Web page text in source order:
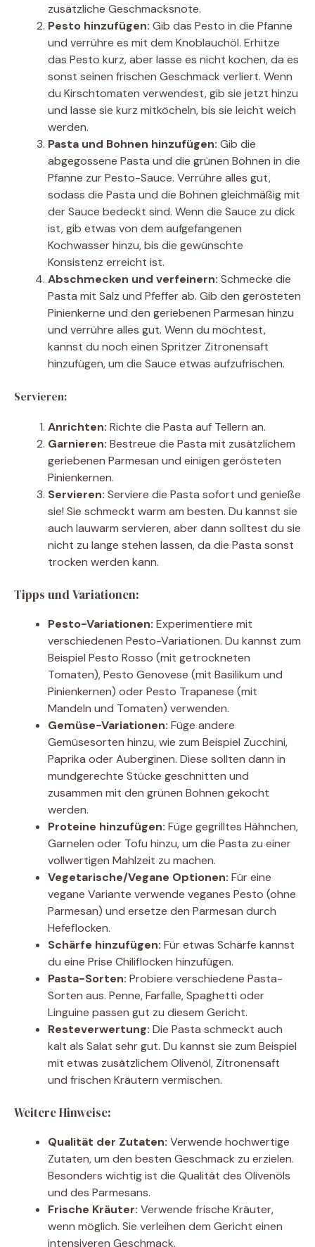
zusätzliche Geschmacksnote.
Pesto hinzufügen: Gib das Pesto in die Pfanne
und verrühre es mit dem Knoblauchöl. Erhitze
das Pesto kurz, aber lasse es nicht kochen, da es
sonst seinen frischen Geschmack verliert. Wenn
du Kirschtomaten verwendest, gib sie jetzt hinzu
und lasse sie kurz mitköcheln, bis sie leicht weich
werden.
Pasta und Bohnen hinzufügen: Gib die
abgegossene Pasta und die grünen Bohnen in die
Pfanne zur Pesto-Sauce. Verrühre alles gut,
sodass die Pasta und die Bohnen gleichmäßig mit
der Sauce bedeckt sind. Wenn die Sauce zu dick
ist, gib etwas von dem aufgefangenen
Kochwasser hinzu, bis die gewünschte
Konsistenz erreicht ist.
Abschmecken und verfeinern: Schmecke die
Pasta mit Salz und Pfeffer ab. Gib den gerösteten
Pinienkerne und den geriebenen Parmesan hinzu
und verrühre alles gut. Wenn du möchtest,
kannst du noch einen Spritzer Zitronensaft
hinzufügen, um die Sauce etwas aufzufrischen.
Servieren:
Anrichten: Richte die Pasta auf Tellern an.
Garnieren: Bestreue die Pasta mit zusätzlichem
geriebenen Parmesan und einigen gerösteten
Pinienkernen.
Servieren: Serviere die Pasta sofort und genieße
sie! Sie schmeckt warm am besten. Du kannst sie
auch lauwarm servieren, aber dann solltest du sie
nicht zu lange stehen lassen, da die Pasta sonst
trocken werden kann.
Tipps und Variationen:
Pesto-Variationen: Experimentiere mit
verschiedenen Pesto-Variationen. Du kannst zum
Beispiel Pesto Rosso (mit getrockneten
Tomaten), Pesto Genovese (mit Basilikum und
Pinienkernen) oder Pesto Trapanese (mit
Mandeln und Tomaten) verwenden.
Gemüse-Variationen: Füge andere
Gemüsesorten hinzu, wie zum Beispiel Zucchini,
Paprika oder Auberginen. Diese sollten dann in
mundgerechte Stücke geschnitten und
zusammen mit den grünen Bohnen gekocht
werden.
Proteine hinzufügen: Füge gegrilltes Hähnchen,
Garnelen oder Tofu hinzu, um die Pasta zu einer
vollwertigen Mahlzeit zu machen.
Vegetarische/Vegane Optionen: Für eine
vegane Variante verwende veganes Pesto (ohne
Parmesan) und ersetze den Parmesan durch
Hefeflocken.
Schärfe hinzufügen: Für etwas Schärfe kannst
du eine Prise Chiliflocken hinzufügen.
Pasta-Sorten: Probiere verschiedene Pasta-
Sorten aus. Penne, Farfalle, Spaghetti oder
Linguine passen gut zu diesem Gericht.
Resteverwertung: Die Pasta schmeckt auch
kalt als Salat sehr gut. Du kannst sie zum Beispiel
mit etwas zusätzlichem Olivenöl, Zitronensaft
und frischen Kräutern vermischen.
Weitere Hinweise:
Qualität der Zutaten: Verwende hochwertige
Zutaten, um den besten Geschmack zu erzielen.
Besonders wichtig ist die Qualität des Olivenöls
und des Parmesans.
Frische Kräuter: Verwende frische Kräuter,
wenn möglich. Sie verleihen dem Gericht einen
intensiveren Geschmack.